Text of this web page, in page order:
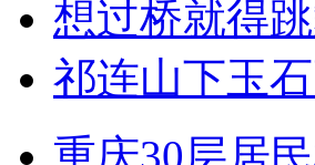
想过桥就得
祁连山下玉
重庆30层居